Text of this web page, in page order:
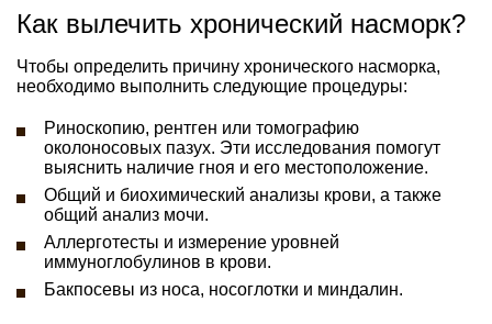
Как вылечить хронический насморк?
Чтобы определить причину хронического насморка,
необходимо выполнить следующие процедуры:
Риноскопию, рентген или томографию
околоносовых пазух. Эти исследования помогут
выяснить наличие гноя и его местоположение.
Общий и биохимический анализы крови, а также
общий анализ мочи.
Аллерготесты и измерение уровней
иммуноглобулинов в крови.
Бакпосевы из носа, носоглотки и миндалин.